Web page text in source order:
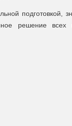
подготовкой,
решение всех